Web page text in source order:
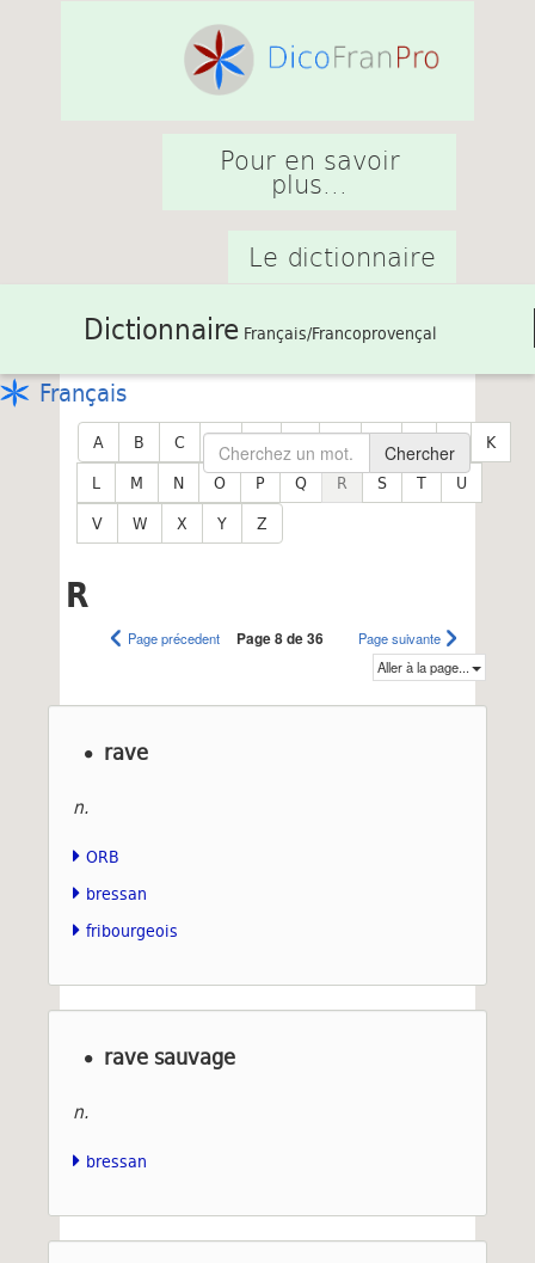
Pour en savoir
plus...
Le dictionnaire
Dictionnaire Français/Francoprovençal
Français
Chercher
A B C D E F G H I J
K
L
M N O P Q R S T
U
V
W X Y Z
R
Page précedent Page 8 de 36
Page suivante
Aller à la page...
rave
n.
ORB
bressan
fribourgeois
rave sauvage
n.
bressan